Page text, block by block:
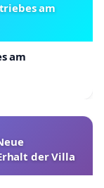
am
am
der Villa